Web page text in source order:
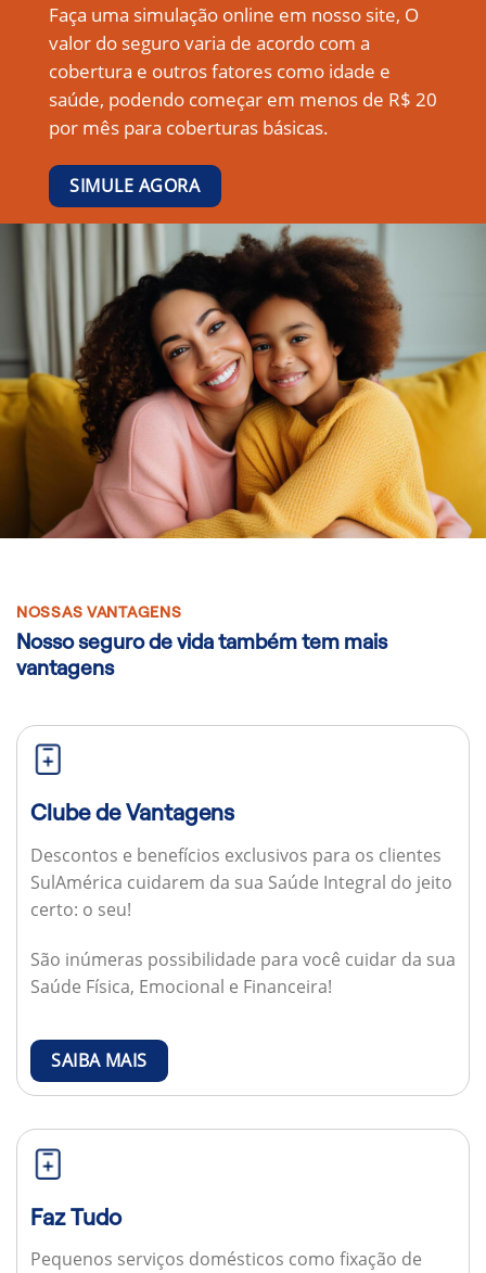
Faça uma simulação online em nosso site, O
valor do seguro varia de acordo com a
cobertura e outros fatores como idade e
saúde, podendo começar em menos de R$ 20
por mês para coberturas básicas.
SIMULE AGORA
NOSSAS VANTAGENS
Nosso seguro de vida também tem mais
vantagens
Clube de Vantagens
Descontos e benefícios exclusivos para os clientes
SulAmérica cuidarem da sua Saúde Integral do jeito
certo: o seu!
São inúmeras possibilidade para você cuidar da sua
Saúde Física, Emocional e Financeira!
SAIBA MAIS
Faz Tudo
Pequenos serviços domésticos como fixação de